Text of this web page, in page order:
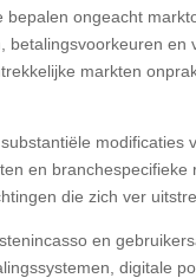
ongeacht
betalingsvoorkeuren en
markten
modificaties
en branchespecifieke
die zich ver
en
digitale